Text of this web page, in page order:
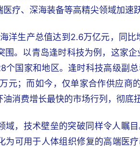
疗、深海装备等高精尖领域加速跃
洋生产总值达到2.6万亿元，同
。以青岛逢时科技为例，这家
国家和地区。逢时科技高级副
元；而如今，仅单家合作供应商
消费增长最快的市场行列，彻底
域，技术壁垒的突破同样令人瞩
为可用于人体组织修复的高端医